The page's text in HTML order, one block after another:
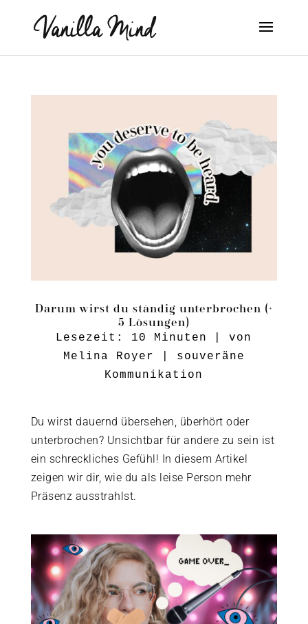
Darum wirst du ständig unterbrochen (+
5 Lösungen)
Lesezeit: 10 Minuten
| von
Melina Royer
souveräne
Kommunikation
Du wirst dauernd übersehen, überhört oder
unterbrochen? Unsichtbar für andere zu sein ist
ein schreckliches Gefühl! In diesem Artikel
zeigen wir dir, wie du als leise Person mehr
Präsenz ausstrahlst.